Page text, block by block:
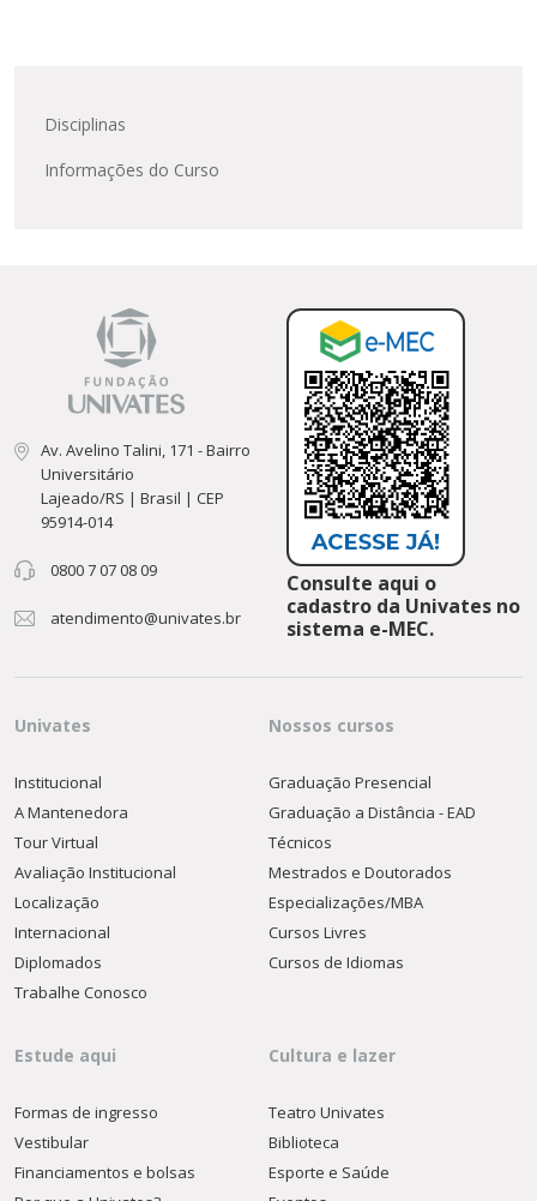
Disciplinas
Informações do Curso
Av. Avelino Talini, 171 - Bairro
Universitário
Lajeado/RS | Brasil | CEP
95914-014
0800 7 07 08 09
atendimento@univates.br
Consulte aqui o
cadastro da Univates no
sistema e-MEC.
Univates
Institucional
A Mantenedora
Tour Virtual
Avaliação Institucional
Localização
Internacional
Diplomados
Trabalhe Conosco
Nossos cursos
Graduação Presencial
Graduação a Distância - EAD
Técnicos
Mestrados e Doutorados
Especializações/MBA
Cursos Livres
Cursos de Idiomas
Estude aqui
Formas de ingresso
Vestibular
Financiamentos e bolsas
Cultura e lazer
Teatro Univates
Biblioteca
Esporte e Saúde